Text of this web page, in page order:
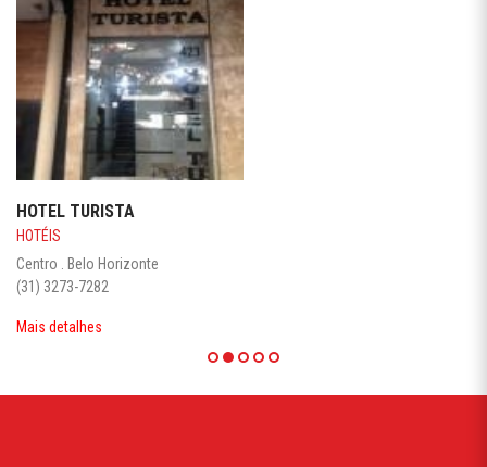
HOTEL TURISTA
HOTÉIS
Centro . Belo Horizonte
(31) 3273-7282
Mais detalhes